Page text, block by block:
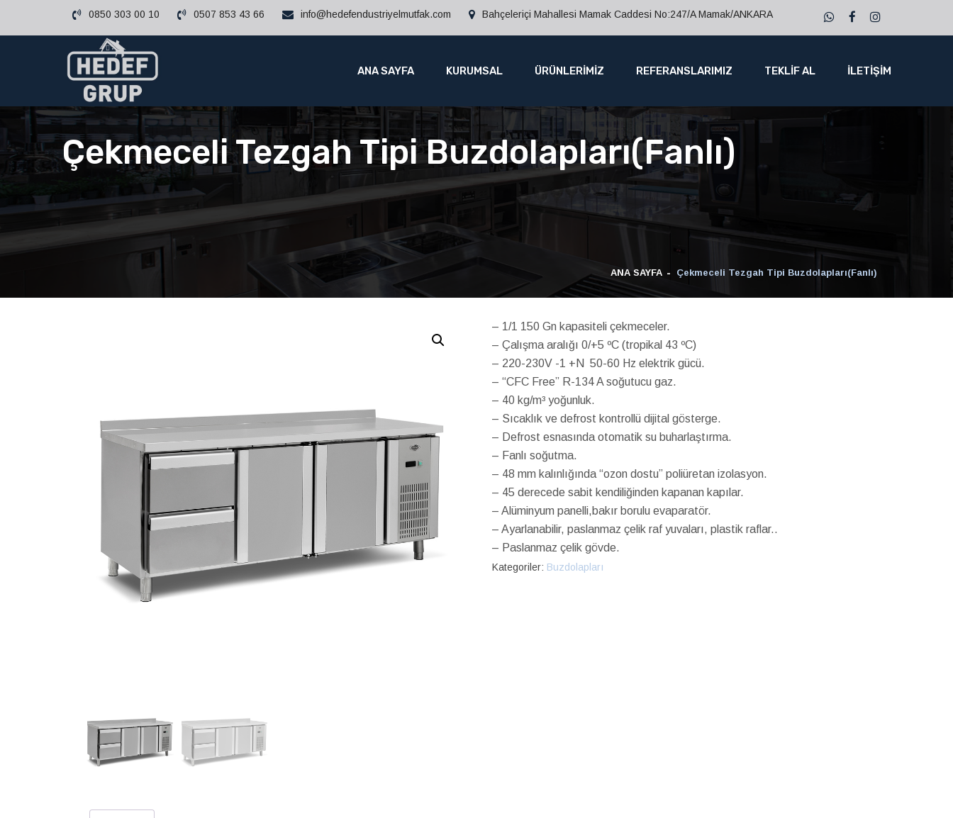
0850 303 00 10 0507 853 43 66 info@hedefendustriyelmutfak.com Bahçeleriçi Mahallesi Mamak Caddesi No:247/A Mamak/ANKARA
ANA SAYFA KURUMSAL ÜRÜNLERİMİZ REFERANSLARIMIZ TEKLİF AL İLETİŞİM
Çekmeceli Tezgah Tipi Buzdolapları(Fanlı)
ANA SAYFA Çekmeceli Tezgah Tipi Buzdolapları(Fanlı)
– 1/1 150 Gn kapasiteli çekmeceler.
– Çalışma aralığı 0/+5 ºC (tropikal 43 ºC)
– 220-230V -1 +N 50-60 Hz elektrik gücü.
– “CFC Free” R-134 A soğutucu gaz.
– 40 kg/m³ yoğunluk.
– Sıcaklık ve defrost kontrollü dijital gösterge.
– Defrost esnasında otomatik su buharlaştırma.
– Fanlı soğutma.
– 48 mm kalınlığında “ozon dostu” poliüretan izolasyon.
– 45 derecede sabit kendiliğinden kapanan kapılar.
– Alüminyum panelli,bakır borulu evaparatör.
– Ayarlanabilir, paslanmaz çelik raf yuvaları, plastik raflar..
– Paslanmaz çelik gövde.
Kategoriler: Buzdolapları